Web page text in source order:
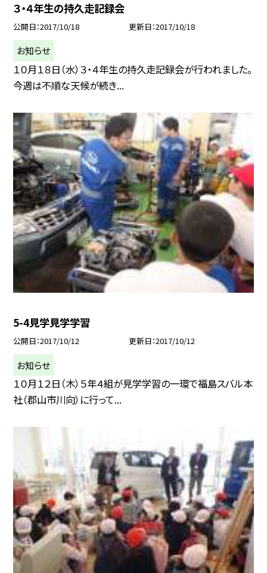
３・４年生の持久走記録会
公開日 2017/10/18 更新日 2017/10/18
お知らせ
１０月１８日（水）３・４年生の持久走記録会が行われました。
今週は不順な天候が続き...
5-4見学見学学習
公開日 2017/10/12 更新日 2017/10/12
お知らせ
１０月１２日（木）５年４組が見学学習の一環で福島スバル本
社（郡山市川向）に行って...